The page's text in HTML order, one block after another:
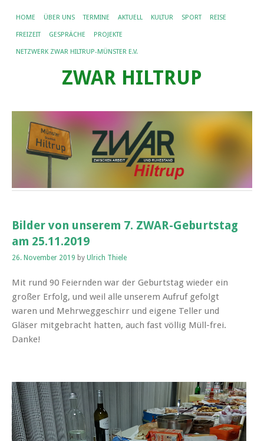
HOME ÜBER UNS TERMINE AKTUELL KULTUR SPORT REISE
FREIZEIT GESPRÄCHE PROJEKTE
NETZWERK ZWAR HILTRUP-MÜNSTER E.V.
ZWAR HILTRUP
Bilder von unserem 7. ZWAR-Geburtstag
am 25.11.2019
26. November 2019 by Ulrich Thiele
Mit rund 90 Feiernden war der Geburtstag wieder ein
großer Erfolg, und weil alle unserem Aufruf gefolgt
waren und Mehrweggeschirr und eigene Teller und
Gläser mitgebracht hatten, auch fast völlig Müll-frei.
Danke!